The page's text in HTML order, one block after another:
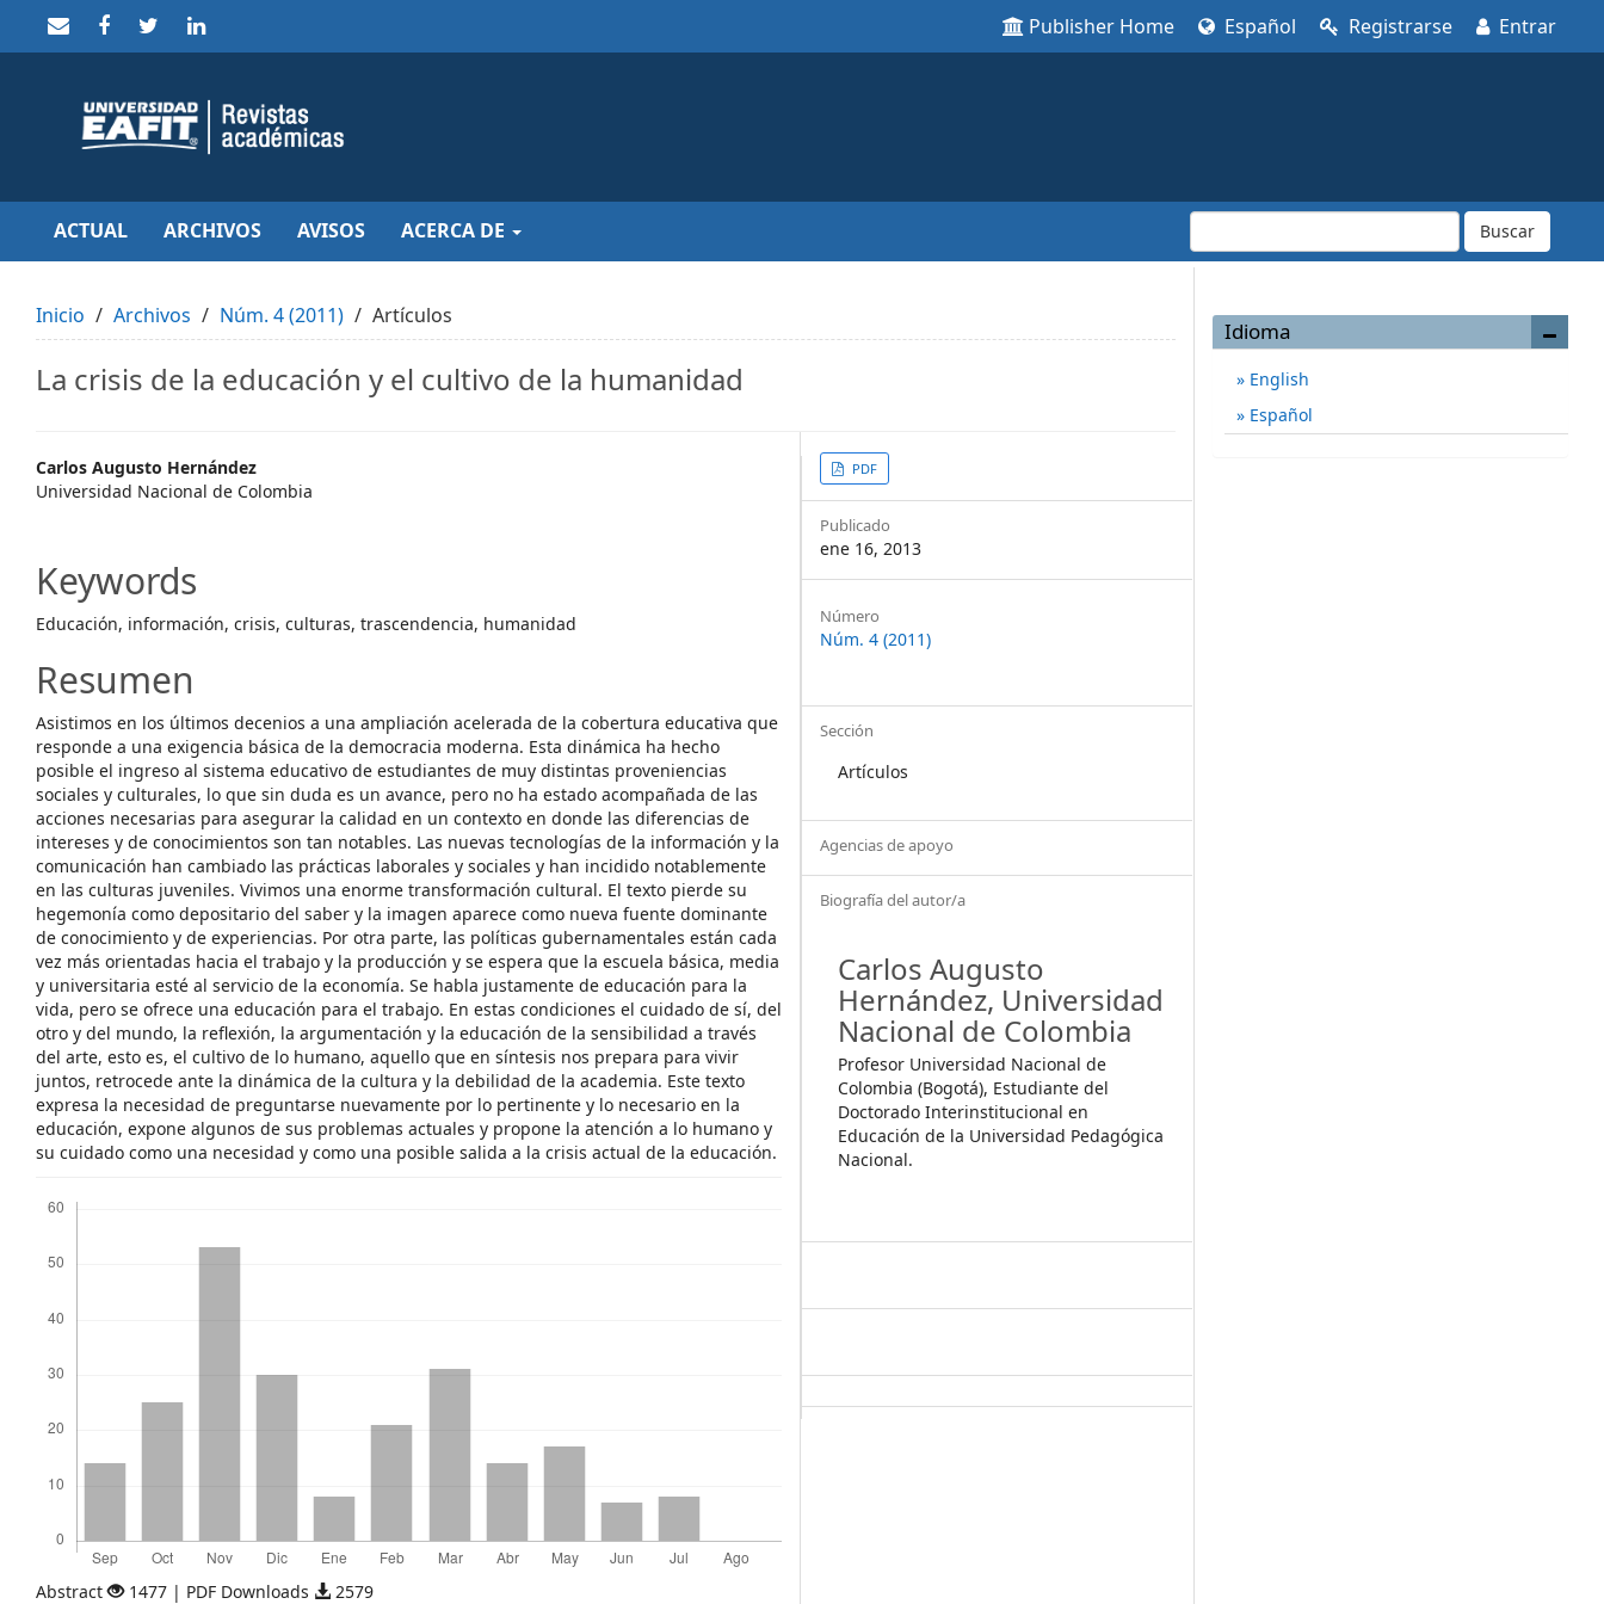
to
Main
Navigation
Content
Sidebar
Publisher Home Español Registrarse Entrar
ACTUAL ARCHIVOS AVISOS ACERCA DE Buscar
Inicio Archivos Núm. 4 (2011) Artículos
La crisis de la educación y el cultivo de la humanidad
Main
Article
Carlos Augusto Hernández
Universidad Nacional de Colombia
Keywords
Educación, información, crisis, culturas, trascendencia, humanidad
Resumen
Asistimos en los últimos decenios a una ampliación acelerada de la cobertura educativa que
responde a una exigencia básica de la democracia moderna. Esta dinámica ha hecho
posible el ingreso al sistema educativo de estudiantes de muy distintas proveniencias
sociales y culturales, lo que sin duda es un avance, pero no ha estado acompañada de las
acciones necesarias para asegurar la calidad en un contexto en donde las diferencias de
intereses y de conocimientos son tan notables. Las nuevas tecnologías de la información y la
comunicación han cambiado las prácticas laborales y sociales y han incidido notablemente
en las culturas juveniles. Vivimos una enorme transformación cultural. El texto pierde su
hegemonía como depositario del saber y la imagen aparece como nueva fuente dominante
de conocimiento y de experiencias. Por otra parte, las políticas gubernamentales están cada
vez más orientadas hacia el trabajo y la producción y se espera que la escuela básica, media
y universitaria esté al servicio de la economía. Se habla justamente de educación para la
vida, pero se ofrece una educación para el trabajo. En estas condiciones el cuidado de sí, del
otro y del mundo, la reflexión, la argumentación y la educación de la sensibilidad a través
del arte, esto es, el cultivo de lo humano, aquello que en síntesis nos prepara para vivir
juntos, retrocede ante la dinámica de la cultura y la debilidad de la academia. Este texto
expresa la necesidad de preguntarse nuevamente por lo pertinente y lo necesario en la
educación, expone algunos de sus problemas actuales y propone la atención a lo humano y
su cuidado como una necesidad y como una posible salida a la crisis actual de la educación.
Abstract 1477 | PDF Downloads 2579
Article
Sidebar
PDF
Publicado
ene 16, 2013
Article
Details
Número
Núm. 4 (2011)
Sección
Artículos
Agencias de apoyo
Biografía del autor/a
Carlos Augusto
Hernández, Universidad
Nacional de Colombia
Profesor Universidad Nacional de
Colombia (Bogotá), Estudiante del
Doctorado Interinstitucional en
Educación de la Universidad Pedagógica
Nacional.
Idioma
English
Español